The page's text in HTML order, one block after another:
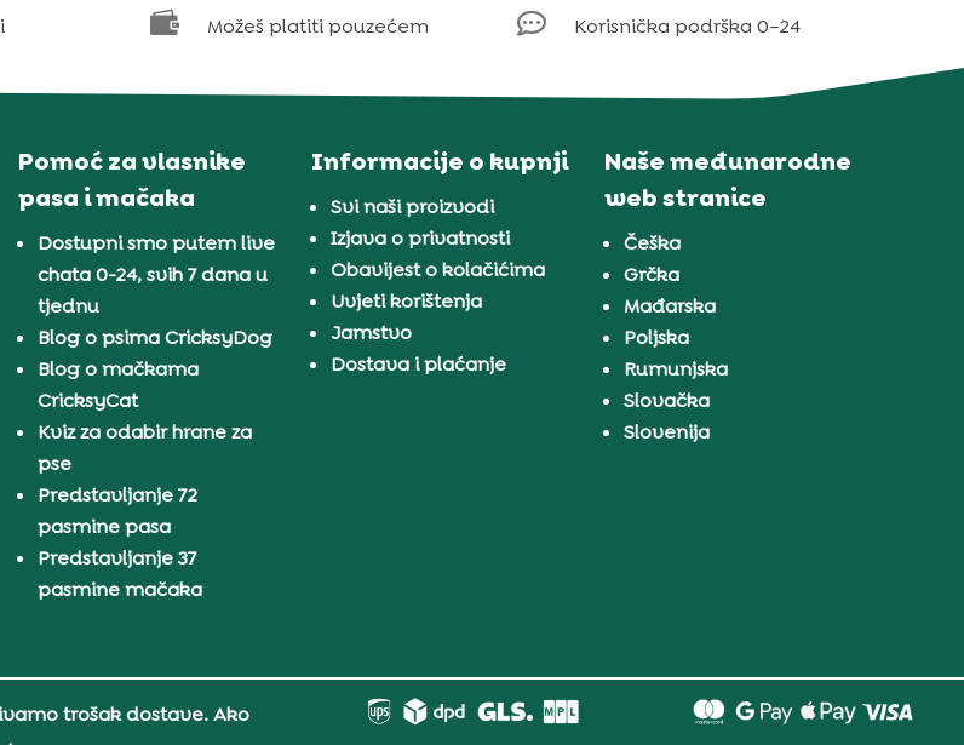
 Možeš platiti pouzećem  Korisnička podrška 0–24
Pomoć za vlasnike
pasa i mačaka
Dostupni smo putem live
chata 0-24, svih 7 dana u
tjednu
Blog o psima CricksyDog
Blog o mačkama
CricksyCat
Kviz za odabir hrane za
pse
Predstavljanje 72
pasmine pasa
Predstavljanje 37
pasmine mačaka
Informacije o kupnji
Svi naši proizvodi
Izjava o privatnosti
Obavijest o kolačićima
Uvjeti korištenja
Jamstvo
Dostava i plaćanje
Naše međunarodne
web stranice
Češka
Grčka
Mađarska
Poljska
Rumunjska
Slovačka
Slovenija
trošak dostave. Ako